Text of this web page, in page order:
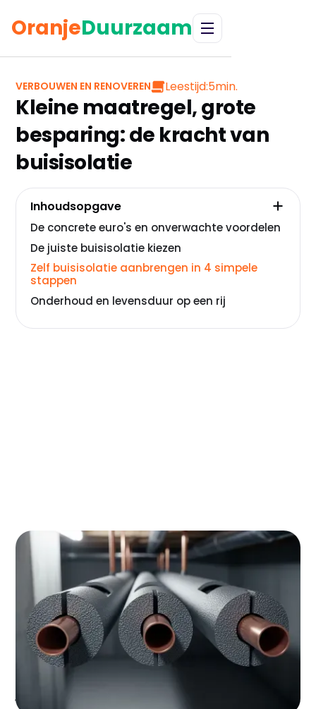
OranjeDuurzaam
VERBOUWEN EN RENOVEREN Leestijd:5min.
Kleine maatregel, grote
besparing: de kracht van
buisisolatie
Verwarmingsbuizen die onbeschermd door
kruipruimtes en onverwarmde zolders lopen,
verspillen jaarlijks honderden euro's aan energie.
Buisisolatie stopt dit warmteverlies effectief en
betaalt zichzelf binnen twee jaar terug. Dit artikel
toont je precies welke buisisolatie je nodig hebt, hoe
je de juiste maat kiest, en hoe je het vakkundig
Inhoudsopgave
De concrete euro's en onverwachte voordelen
De juiste buisisolatie kiezen
Zelf buisisolatie aanbrengen in 4 simpele
stappen
Onderhoud en levensduur op een rij